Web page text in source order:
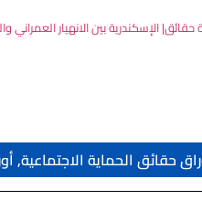
حقائق| الإسكندرية بين الانهيار العمراني
حقائق الحماية الاجتماعية,